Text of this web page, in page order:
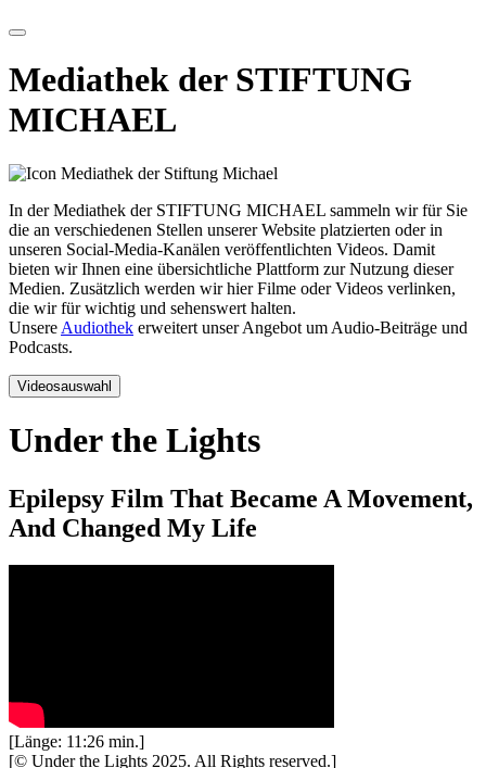
Mediathek der STIFTUNG
MICHAEL
In der Mediathek der STIFTUNG MICHAEL sammeln wir für Sie
die an verschiedenen Stellen unserer Website platzierten oder in
unseren Social-Media-Kanälen veröffentlichten Videos. Damit
bieten wir Ihnen eine übersichtliche Plattform zur Nutzung dieser
Medien. Zusätzlich werden wir hier Filme oder Videos verlinken,
die wir für wichtig und sehenswert halten.
Unsere Audiothek erweitert unser Angebot um Audio-Beiträge und
Podcasts.
Videosauswahl
Under the Lights
Epilepsy Film That Became A Movement,
And Changed My Life
[Länge: 11:26 min.]
[© Under the Lights 2025. All Rights reserved.]